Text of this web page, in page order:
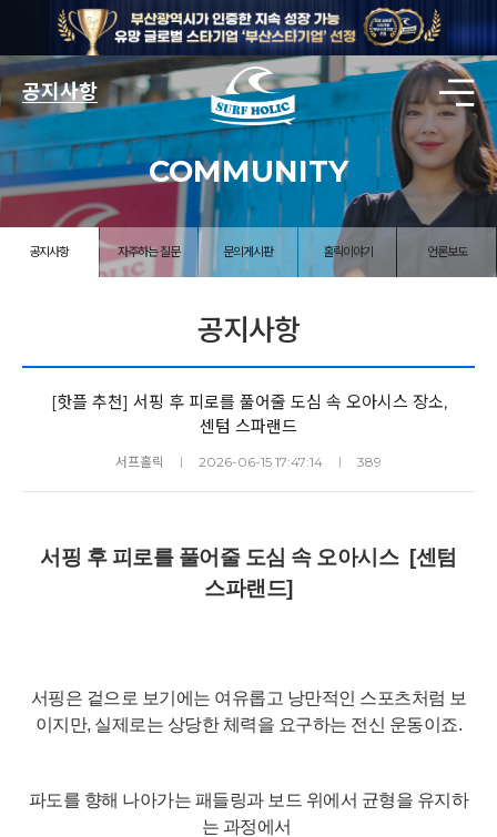
공지사항
COMMUNITY
공지사항 자주하는 질문 문의게시판 홀릭이야기 언론보도
공지사항
[핫플 추천] 서핑 후 피로를 풀어줄 도심 속 오아시스 장소,
센텀 스파랜드
서프홀릭 ㅣ 2026-06-15 17:47:14 ㅣ 389
서핑 후 피로를 풀어줄 도심 속 오아시스 [센텀
스파랜드]
서핑은 겉으로 보기에는 여유롭고 낭만적인 스포츠처럼 보
이지만, 실제로는 상당한 체력을 요구하는 전신 운동이죠.
파도를 향해 나아가는 패들링과 보드 위에서 균형을 유지하
는 과정에서